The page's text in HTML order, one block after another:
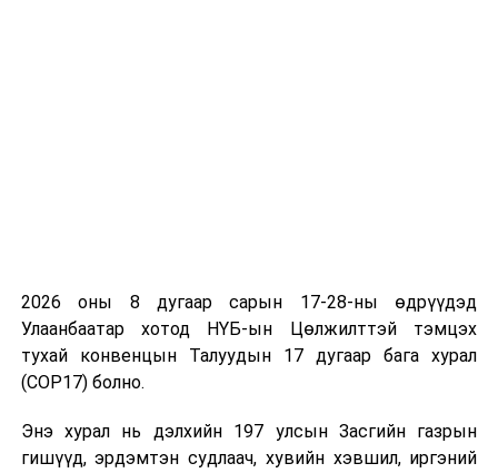
2026 оны 8 дугаар сарын 17-28-ны өдрүүдэд
Улаанбаатар хотод НҮБ-ын Цөлжилттэй тэмцэх
тухай конвенцын Талуудын 17 дугаар бага хурал
(COP17) болно.
Энэ хурал нь дэлхийн 197 улсын Засгийн газрын
гишүүд, эрдэмтэн судлаач, хувийн хэвшил, иргэний